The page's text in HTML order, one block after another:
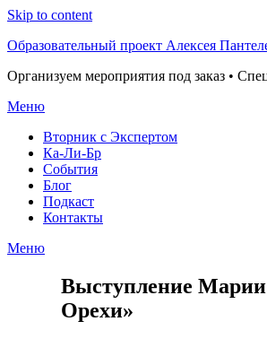
Skip to content
Образовательный проект Алексея
Организуем мероприятия под заказ •
Меню
Вторник с Экспертом
Ка-Ли-Бр
События
Блог
Подкаст
Контакты
Меню
Выступление Марии
Орехи»